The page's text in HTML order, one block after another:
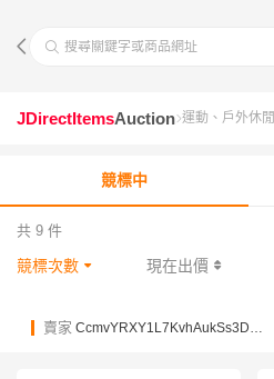
搜尋關鍵字或商品網址
JDirectItemsAuction 運動、戶外休閒
競標中
共 9 件
競標次數 現在出價
賣家 CcmvYRXY1L7KvhAukSs3D3Y11qLoF